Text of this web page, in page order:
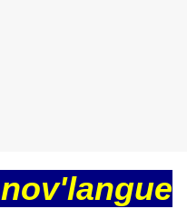
nov'langue